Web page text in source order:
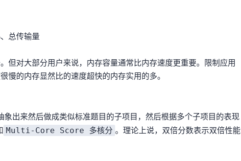
总传输量
但对大部分用户来说，内存容量通常比内存速度更重要。限制应用
的内存显然比0.5GB的速度超快的内存实用的多。
现的任务抽象出来然后做成类似标准题目的子项目，然后根据多个子项目的表现
Multi-Core Score 多核分 。理论上说，双倍分数表示双倍性能